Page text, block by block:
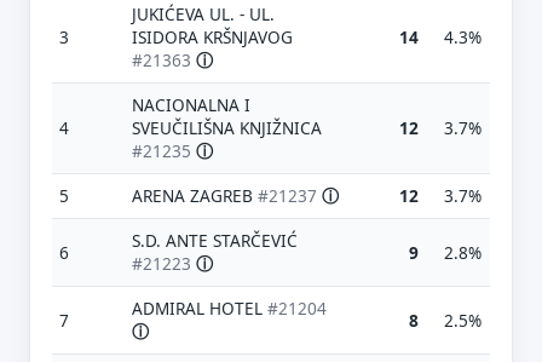
3
JUKIĆEVA UL. - UL.
ISIDORA KRŠNJAVOG
#21363 ⓘ
14 4.3%
4
NACIONALNA I
SVEUČILIŠNA KNJIŽNICA
#21235 ⓘ
12 3.7%
5 ARENA ZAGREB #21237 ⓘ 12 3.7%
6
S.D. ANTE STARČEVIĆ
#21223 ⓘ 9 2.8%
7
ADMIRAL HOTEL #21204
ⓘ
8 2.5%